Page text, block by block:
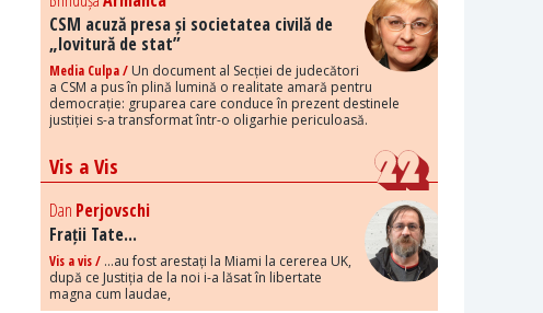
CSM acuză presa și societatea civilă de
„lovitură de stat”
Media Culpa / Un document al Secției de judecători
a CSM a pus în plină lumină o realitate amară pentru
democrație: gruparea care conduce în prezent destinele
justiției s-a transformat într-o oligarhie periculoasă.
Vis a Vis
Dan Perjovschi
Frații Tate...
Vis a vis / ...au fost arestați la Miami la cererea UK,
după ce Justiția de la noi i-a lăsat în libertate
magna cum laudae,